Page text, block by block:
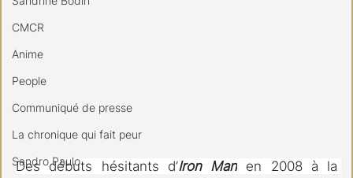
CMCR
Anime
People
Communiqué de presse
La chronique qui fait peur
Sandro Paulo
Des débuts hésitants d’Iron Man en 2008 à la